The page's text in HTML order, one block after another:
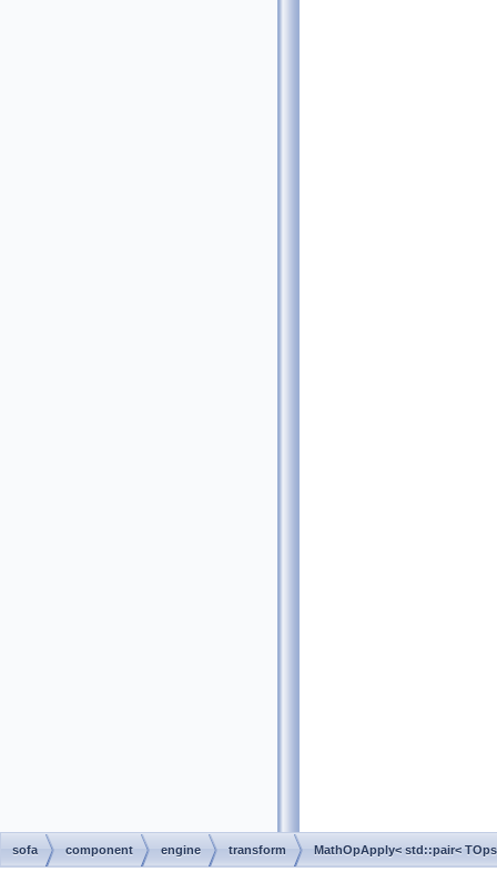
sofa component engine transform MathOpApply< std::pair<